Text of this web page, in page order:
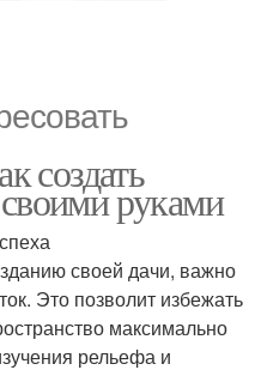
создать
руками
своей дачи, важно
Это позволит избежать
максимально
рельефа и